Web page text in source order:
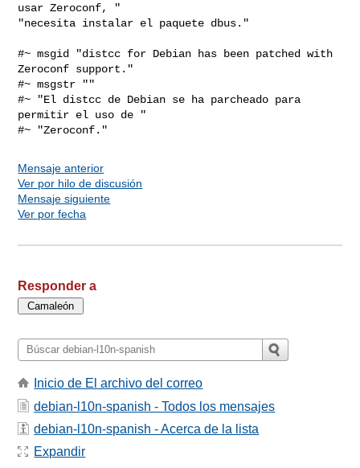
usar Zeroconf, "
"necesita instalar el paquete dbus."
#~ msgid "distcc for Debian has been patched with
Zeroconf support."
#~ msgstr ""
#~ "El distcc de Debian se ha parcheado para
permitir el uso de "
Mensaje anterior
Ver por hilo de discusión
Mensaje siguiente
Ver por fecha
Responder a
Inicio de El archivo del correo
debian-l10n-spanish - Todos los mensajes
debian-l10n-spanish - Acerca de la lista
Expandir